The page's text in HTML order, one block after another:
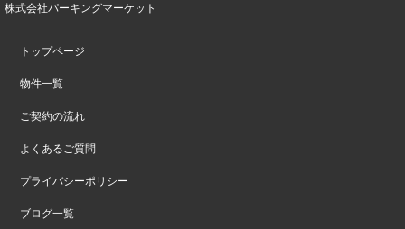
株式会社パーキングマーケット
トップページ
物件一覧
ご契約の流れ
よくあるご質問
プライバシーポリシー
ブログ一覧